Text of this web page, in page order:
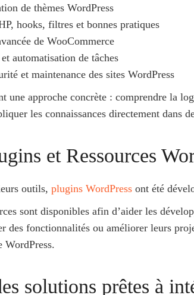
de thèmes WordPress
hooks, filtres et bonnes pratiques
de WooCommerce
automatisation de tâches
et maintenance des sites WordPress
une approche concrète : comprendre la
les connaissances directement dans
et Ressources
outils, plugins WordPress ont été
sont disponibles afin d’aider les
des fonctionnalités ou améliorer leurs
WordPress.
solutions prêtes à